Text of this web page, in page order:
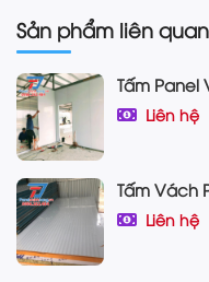
Sản phẩm liên quan
Tấm Panel
Liên hệ
Tấm Vách
Liên hệ